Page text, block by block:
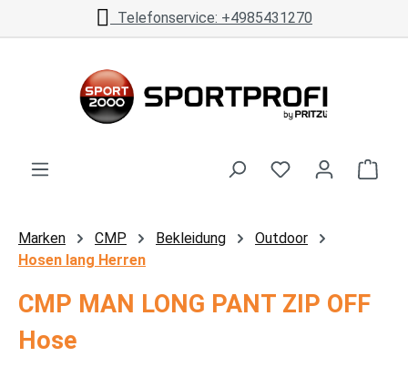
Zum Hauptinhalt springenTelefonservice: +4985431270
Marken CMP Bekleidung
Outdoor
Hosen lang Herren
CMP MAN LONG PANT ZIP OFF
Hose